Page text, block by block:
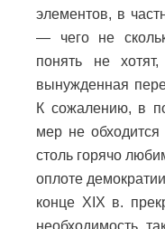
элементов, в
— чего не
понять не
вынужденная
К сожалению, в
мер не
столь горячо
оплоте
конце ХIХ в.